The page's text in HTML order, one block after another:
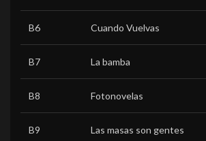
B6 Cuando Vuelvas
B7 La bamba
B8 Fotonovelas
B9 Las masas son gentes